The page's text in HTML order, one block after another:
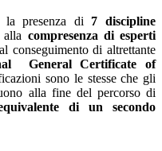
la presenza di 7 discipline
compresenza di esperti
conseguimento di altrettante
General Certificate of
sono le stesse che gli
alla fine del percorso di
di un secondo